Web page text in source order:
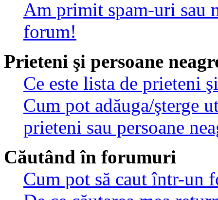
Am primit spam-uri sau
forum!
Prieteni şi persoane
Ce este lista de prieteni
Cum pot adăuga/şterge
prieteni sau persoane
Căutând în forumuri
Cum pot să caut într-un